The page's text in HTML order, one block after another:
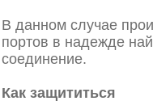
В данном случае
портов в надежде
соединение.
Как защититься